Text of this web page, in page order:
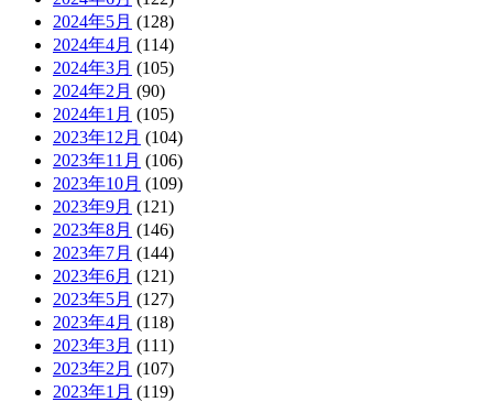
2024年5月 (128)
2024年4月 (114)
2024年3月 (105)
2024年2月 (90)
2024年1月 (105)
2023年12月 (104)
2023年11月 (106)
2023年10月 (109)
2023年9月 (121)
2023年8月 (146)
2023年7月 (144)
2023年6月 (121)
2023年5月 (127)
2023年4月 (118)
2023年3月 (111)
2023年2月 (107)
2023年1月 (119)